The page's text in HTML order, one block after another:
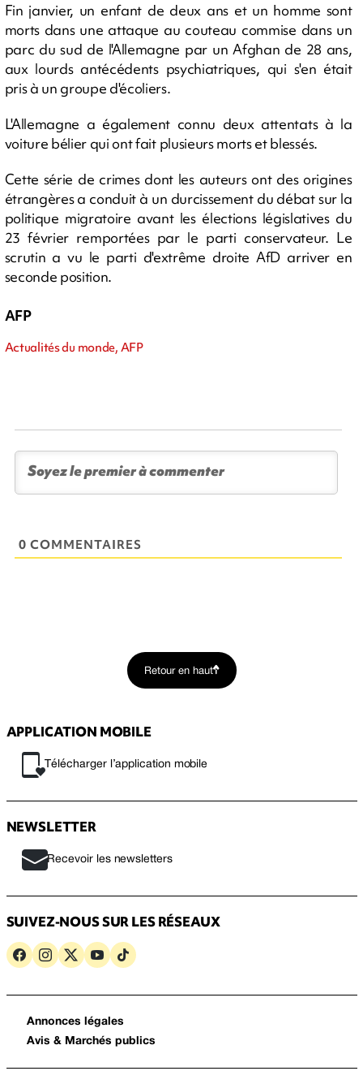
Fin janvier, un enfant de deux ans et un homme sont
morts dans une attaque au couteau commise dans un
parc du sud de l'Allemagne par un Afghan de 28 ans,
aux lourds antécédents psychiatriques, qui s'en était
pris à un groupe d'écoliers.
L'Allemagne a également connu deux attentats à la
voiture bélier qui ont fait plusieurs morts et blessés.
Cette série de crimes dont les auteurs ont des origines
étrangères a conduit à un durcissement du débat sur la
politique migratoire avant les élections législatives du
23 février remportées par le parti conservateur. Le
scrutin a vu le parti d'extrême droite AfD arriver en
seconde position.
AFP
Actualités du monde, AFP
0 COMMENTAIRES
Retour en haut
APPLICATION MOBILE
Télécharger l’application mobile
NEWSLETTER
Recevoir les newsletters
SUIVEZ-NOUS SUR LES RÉSEAUX
Annonces légales
Avis & Marchés publics